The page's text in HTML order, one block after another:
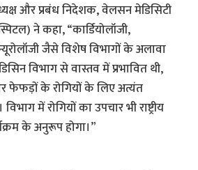
और प्रबंध निदेशक, वेलसन मेडिसिटी
ने कहा, “कार्डियोलॉजी,
जैसे विशेष विभागों के अलावा
विभाग से वास्तव में प्रभावित थी,
फेफड़ों के रोगियों के लिए अत्यंत
में रोगियों का उपचार भी राष्ट्रीय
के अनुरूप होगा।”